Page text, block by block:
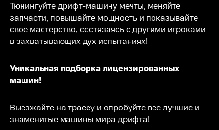
Тюнингуйте дрифт-машину мечты, меняйте
запчасти, повышайте мощность и показывайте
свое мастерство, состязаясь с другими игроками
в захватывающих дух испытаниях!
Уникальная подборка лицензированных
машин!
Выезжайте на трассу и опробуйте все лучшие и
знаменитые машины мира дрифта!